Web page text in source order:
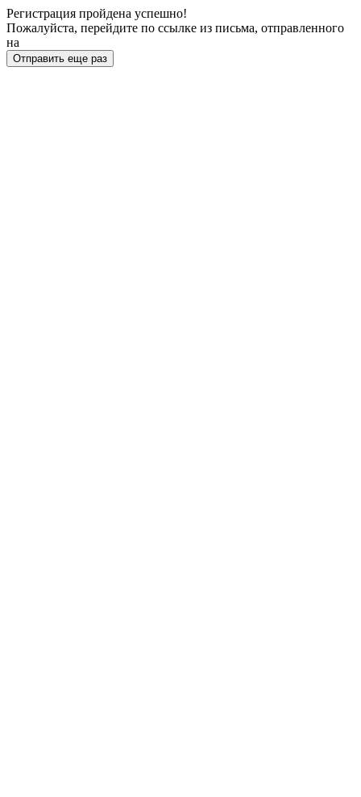
Регистрация пройдена успешно!
Пожалуйста, перейдите по ссылке из письма, отправленного
на
Отправить еще раз